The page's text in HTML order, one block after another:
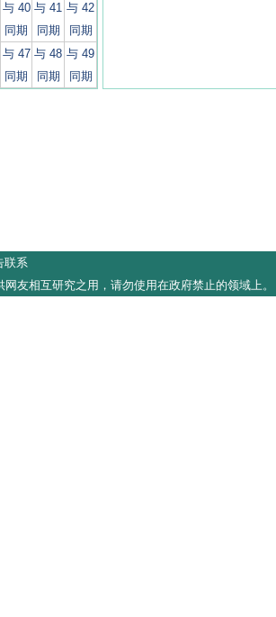
与 40
同期
与 41
同期
与 42
同期
与 47
同期
与 48
同期
与 49
同期
联系
友相互研究之用，请勿使用在政府禁止的领域上。